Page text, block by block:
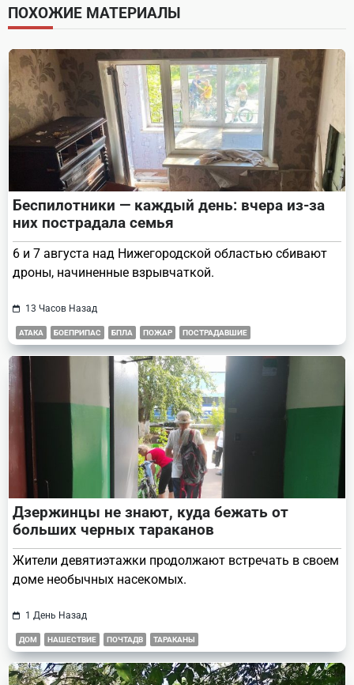
screen-
reader-
text">Page</span>
ПОХОЖИЕ МАТЕРИАЛЫ
Беспилотники — каждый день: вчера из-за
них пострадала семья
6 и 7 августа над Нижегородской областью сбивают
дроны, начиненные взрывчаткой.
13 Часов Назад
АТАКА БОЕПРИПАС БПЛА ПОЖАР ПОСТРАДАВШИЕ
Дзержинцы не знают, куда бежать от
больших черных тараканов
Жители девятиэтажки продолжают встречать в своем
доме необычных насекомых.
1 День Назад
ДОМ НАШЕСТВИЕ ПОЧТАДВ ТАРАКАНЫ